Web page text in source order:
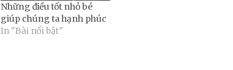
Những điều tốt nhỏ bé
giúp chúng ta hạnh phúc
In "Bài nổi bật"